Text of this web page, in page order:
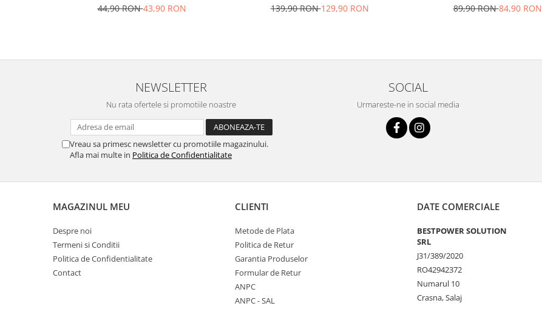
44,90 RON43,90 RON
139,90 RON129,90 RON
89,90 RON84,90 RON
NEWSLETTER
Nu rata ofertele si promotiile noastre
Vreau sa primesc newsletter cu promotiile magazinului.
Afla mai multe in Politica de Confidentialitate
SOCIAL
Urmareste-ne in social media
MAGAZINUL MEU
Despre noi
Termeni si Conditii
Politica de Confidentialitate
Contact
CLIENTI
Metode de Plata
Politica de Retur
Garantia Produselor
Formular de Retur
ANPC
ANPC - SAL
DATE COMERCIALE
BESTPOWER SOLUTION
SRL
J31/389/2020
RO42942372
Numarul 10
Crasna, Salaj